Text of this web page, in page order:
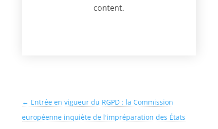
content.
← Entrée en vigueur du RGPD : la Commission
européenne inquiète de l'impréparation des États